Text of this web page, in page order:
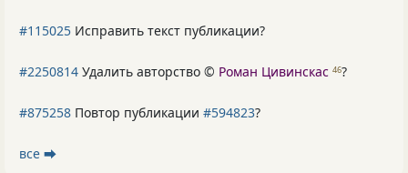
#115025 Исправить текст публикации?
#2250814 Удалить авторство © Роман Цивинскас 46?
#875258 Повтор публикации #594823?
все ⮕